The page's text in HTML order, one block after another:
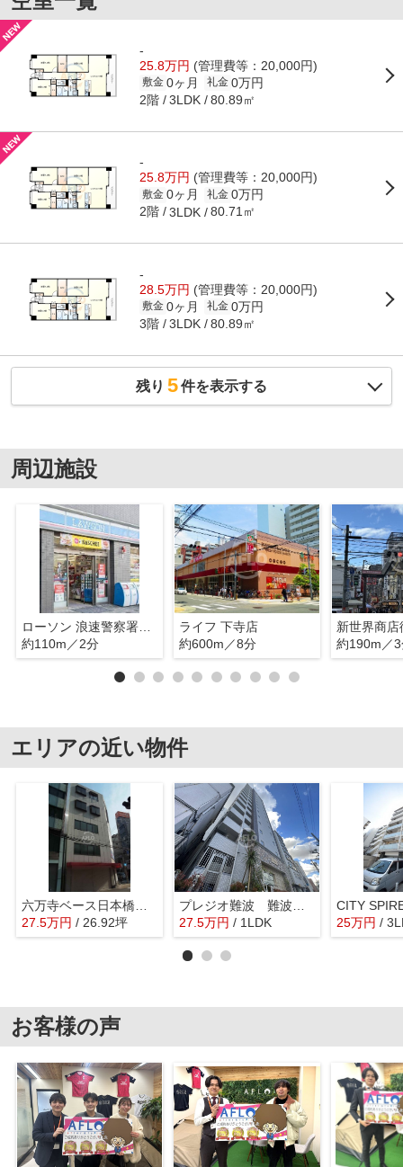
-
25.8万円 (管理費等：20,000円)
敷金 0ヶ月 礼金 0万円
2階 3LDK 80.89㎡
-
25.8万円 (管理費等：20,000円)
敷金 0ヶ月 礼金 0万円
2階 3LDK 80.71㎡
-
28.5万円 (管理費等：20,000円)
敷金 0ヶ月 礼金 0万円
3階 3LDK 80.89㎡
残り 5件を表示する
周辺施設
ローソン 浪速警察署前店
約110m／2分
ライフ 下寺店
約600m／8分
新世界商店
約190m／
エリアの近い物件
27.5万円 / 26.92坪
27.5万円 / 1LDK 25万円 /
お客様の声